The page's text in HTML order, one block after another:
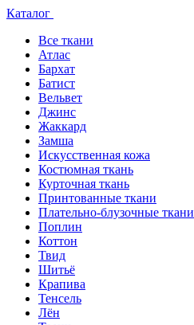
Каталог
Все ткани
Атлас
Бархат
Батист
Вельвет
Джинс
Жаккард
Замша
Искусственная кожа
Костюмная ткань
Курточная ткань
Принтованные ткани
Плательно-блузочные ткани
Поплин
Коттон
Твид
Шитьё
Крапива
Тенсель
Лён